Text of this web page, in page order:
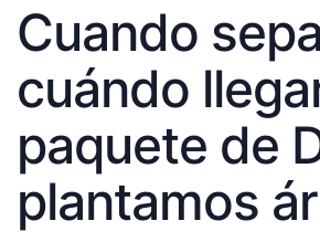
Cuando
cuándo
paquete de
plantamos